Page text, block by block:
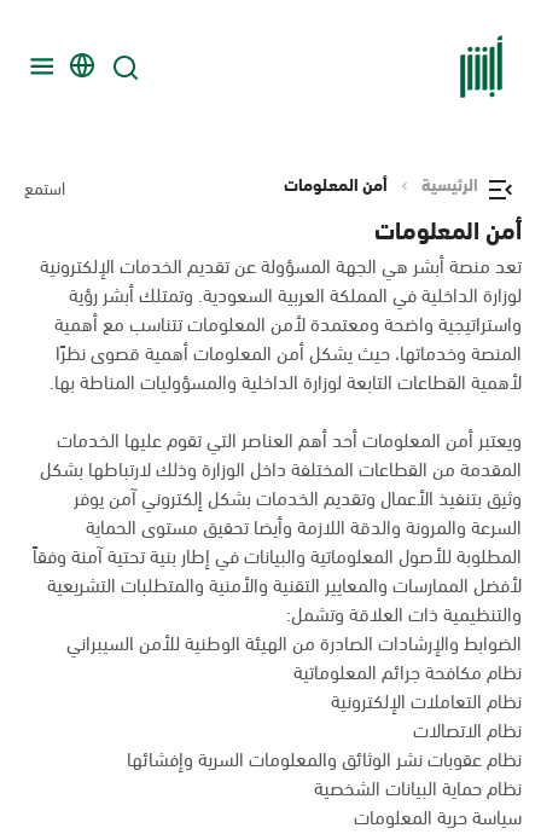
الرئيسية أمن المعلومات استمع
أمن المعلومات
تعد منصة أبشر هي الجهة المسؤولة عن تقديم الخدمات الإلكترونية
لوزارة الداخلية في المملكة العربية السعودية. وتمتلك أبشر رؤية
واستراتيجية واضحة ومعتمدة لأمن المعلومات تتناسب مع أهمية
المنصة وخدماتها، حيث يشكل أمن المعلومات أهمية قصوى نظرًا
لأهمية القطاعات التابعة لوزارة الداخلية والمسؤوليات المناطة بها.
ويعتبر أمن المعلومات أحد أهم العناصر التي تقوم عليها الخدمات
المقدمة من القطاعات المختلفة داخل الوزارة وذلك لارتباطها بشكل
وثيق بتنفيذ الأعمال وتقديم الخدمات بشكل إلكتروني آمن يوفر
السرعة والمرونة والدقة اللازمة وأيضا تحقيق مستوى الحماية
المطلوبة للأصول المعلوماتية والبيانات في إطار بنية تحتية آمنة وفقاً
لأفضل الممارسات والمعايير التقنية والأمنية والمتطلبات التشريعية
والتنظيمية ذات العلاقة وتشمل:
الضوابط والإرشادات الصادرة من الهيئة الوطنية للأمن السيبراني
نظام مكافحة جرائم المعلوماتية
نظام التعاملات الإلكترونية
نظام الاتصالات
نظام عقوبات نشر الوثائق والمعلومات السرية وإفشائها
نظام حماية البيانات الشخصية
سياسة حرية المعلومات